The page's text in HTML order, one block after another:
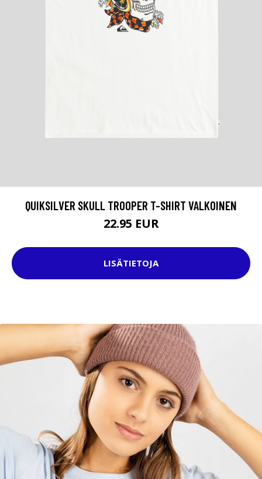
QUIKSILVER SKULL TROOPER T-SHIRT VALKOINEN
22.95 EUR
LISÄTIETOJA